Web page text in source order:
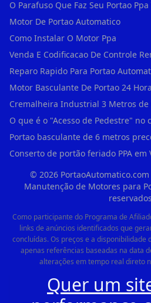
O Parafuso Que Faz Seu Portao Ppa
Motor De Portao Automatico
Como Instalar O Motor Ppa
Motor Basculante De Portao 24
Portao basculante de 6 metros
Conserto de portão feriado PPA em
© 2026
Manutenção de Motores para
Como participante do Programa de
links de anúncios identificados que
concluídas. Os preços e a disponibilidade
apenas referências baseadas na data
alterações em tempo real direto
Quer um